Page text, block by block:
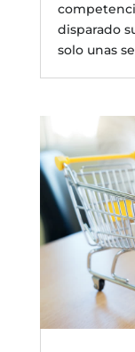
disparado
solo unas